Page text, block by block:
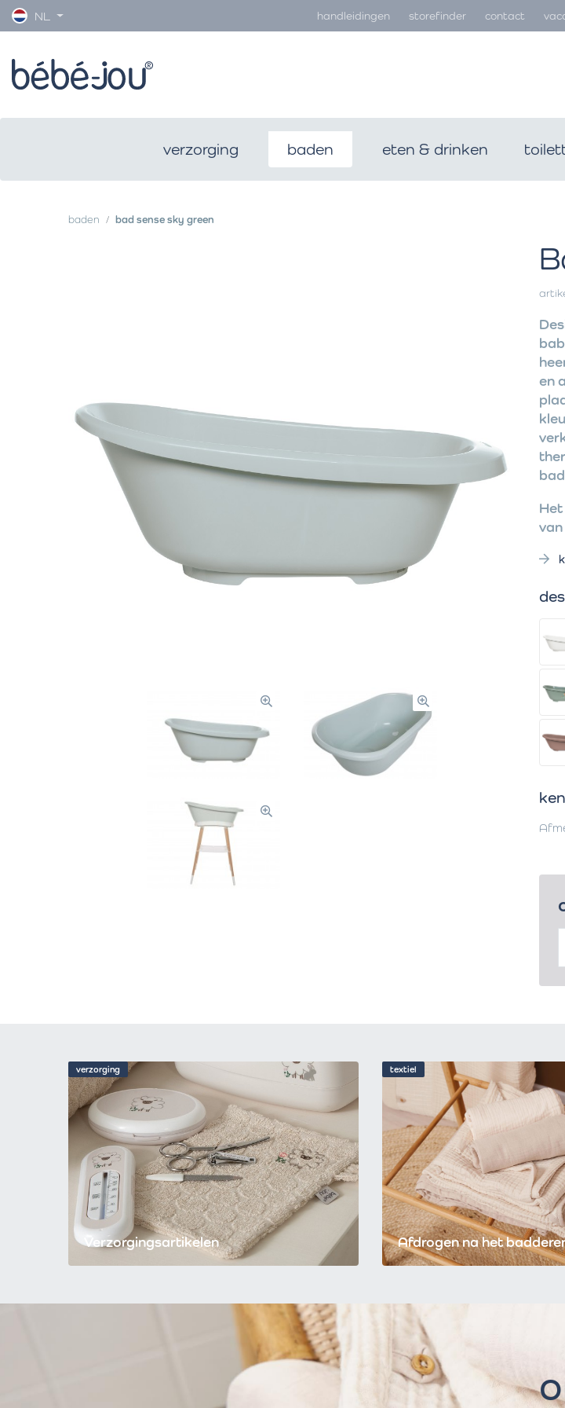
NL handleidingen storefinder contact
verzorging baden eten & drinken
baden bad sense sky green
en
verzorging
Verzorgingsartikelen
textiel
Afdrogen na het